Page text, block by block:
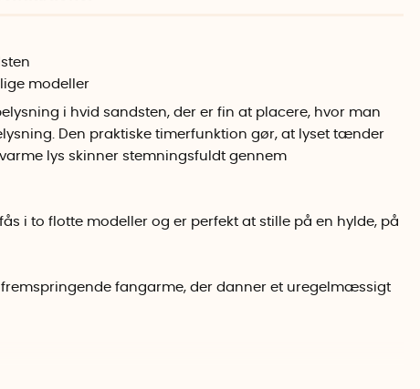
modeller
i hvid sandsten, der er fin at placere, hvor man
Den praktiske timerfunktion gør, at lyset tænder
lys skinner stemningsfuldt gennem
i to flotte modeller og er perfekt at stille på en hylde, på
fangarme, der danner et uregelmæssigt